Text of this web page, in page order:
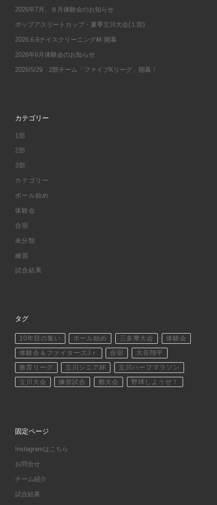
2026年7月、８月体験会のお知らせ
ポップアスリートカップ・夏季立川大会(１部)
2026.6.6ナイスクリーニング杯 開幕
2026年6月体験会のお知らせ
2026/5/29 2部チーム「ファイブKリーグ」開幕！
カテゴリー
1部
2部
3部
カテゴリー
ボール始め
体験会
合宿
未分類
練習
試合結果
タグ
10年目の集い ボール始め 三多摩大会 体験会
体験会＆ファイターズJｒ 合宿 大谷翔平
教育リーグ 立川シニア杯 立川ハーフマラソン
立川大会 練習試合 都大会 野球しようぜ！
固定ページ
Instagramはこちら
お問合せ
チーム紹介
試合結果